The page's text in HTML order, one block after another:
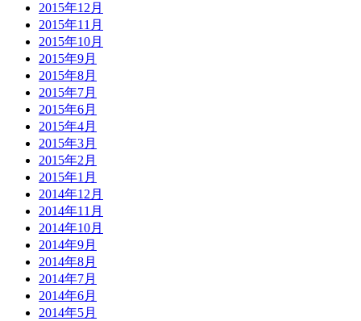
2015年12月
2015年11月
2015年10月
2015年9月
2015年8月
2015年7月
2015年6月
2015年4月
2015年3月
2015年2月
2015年1月
2014年12月
2014年11月
2014年10月
2014年9月
2014年8月
2014年7月
2014年6月
2014年5月